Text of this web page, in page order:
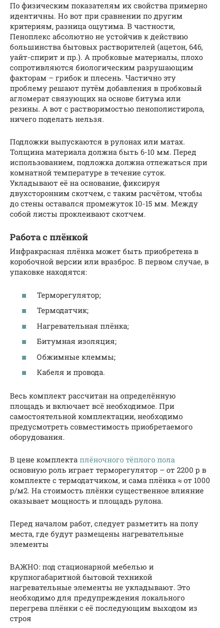
По физическим показателям их свойства примерно
идентичны. Но вот при сравнении по другим
критериям, разница ощутима. В частности,
Пеноплекс абсолютно не устойчив к действию
большинства бытовых растворителей (ацетон, 646,
уайт-спирит и пр.). А пробковые материалы, плохо
сопротивляются биологическим разрушающим
факторам – грибок и плесень. Частично эту
проблему решают путём добавления в пробковый
агломерат связующих на основе битума или
резины. А вот с растворимостью пенополистирола,
ничего поделать нельзя.
Подложки выпускаются в рулонах или матах.
Толщина материала должна быть 6-10 мм. Перед
использованием, подложка должна отлежаться при
комнатной температуре в течение суток.
Укладывают её на основание, фиксируя
двухсторонним скотчем, с таким расчётом, чтобы
до стены оставался промежуток 10-15 мм. Между
собой листы проклеивают скотчем.
Работа с плёнкой
Инфракрасная плёнка может быть приобретена в
коробочной версии или вразброс. В первом случае, в
упаковке находятся:
Терморегулятор;
Термодатчик;
Нагревательная плёнка;
Битумная изоляция;
Обжимные клеммы;
Кабеля и провода.
Весь комплект рассчитан на определённую
площадь и включает всё необходимое. При
самостоятельной комплектации, необходимо
предусмотреть совместимость приобретаемого
оборудования.
В цене комплекта плёночного тёплого пола
основную роль играет терморегулятор – от 2200 р в
комплекте с термодатчиком, и сама плёнка ≈ от 1000
р/м2. На стоимость плёнки существенное влияние
оказывает мощность и площадь рулона.
Перед началом работ, следует разметить на полу
места, где будут размещены нагревательные
элементы
ВАЖНО: под стационарной мебелью и
крупногабаритной бытовой техникой
нагревательные элементы не укладывают. Это
необходимо для предупреждения локального
перегрева плёнки с её последующим выходом из
строя